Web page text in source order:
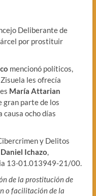
Deliberante de
por prostituir
mencionó políticos,
les ofrecía
María Attarian
gran parte de los
causa ocho días
y Delitos
Daniel Ichazo,
13-01.013949-21/00.
de la prostitución de
o facilitación de la